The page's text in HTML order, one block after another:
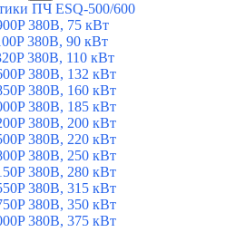
ПЧ ESQ-500/600
380В, 75 кВт
380В, 90 кВт
380В, 110 кВт
380В, 132 кВт
380В, 160 кВт
380В, 185 кВт
380В, 200 кВт
380В, 220 кВт
380В, 250 кВт
380В, 280 кВт
380В, 315 кВт
380В, 350 кВт
380В, 375 кВт